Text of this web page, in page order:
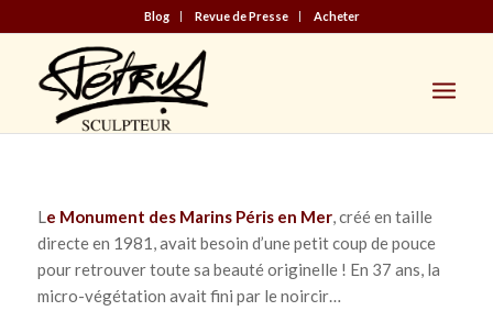
Blog Revue de Presse Acheter
Le Monument des Marins Péris en Mer, créé en taille
directe en 1981, avait besoin d’une petit coup de pouce
pour retrouver toute sa beauté originelle ! En 37 ans, la
micro-végétation avait fini par le noircir…